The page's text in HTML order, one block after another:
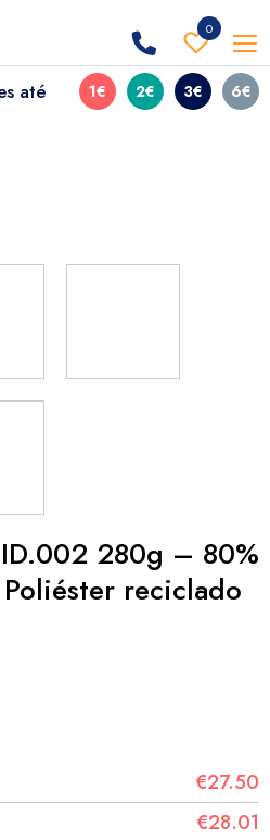
0
até 1€ 2€ 3€ 6€
280g – 80%
reciclado
€27.50
€28.01